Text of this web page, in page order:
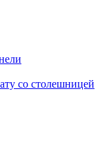
со столешницей